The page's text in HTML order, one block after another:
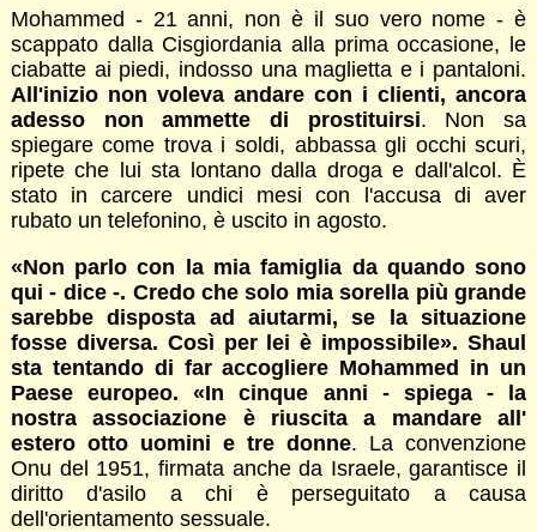
Mohammed - 21 anni, non è il suo vero nome - è
scappato dalla Cisgiordania alla prima occasione, le
ciabatte ai piedi, indosso una maglietta e i pantaloni.
All'inizio non voleva andare con i clienti, ancora
adesso non ammette di prostituirsi. Non sa
spiegare come trova i soldi, abbassa gli occhi scuri,
ripete che lui sta lontano dalla droga e dall'alcol. È
stato in carcere undici mesi con l'accusa di aver
rubato un telefonino, è uscito in agosto.
«Non parlo con la mia famiglia da quando sono
qui - dice -. Credo che solo mia sorella più grande
sarebbe disposta ad aiutarmi, se la situazione
fosse diversa. Così per lei è impossibile». Shaul
sta tentando di far accogliere Mohammed in un
Paese europeo. «In cinque anni - spiega - la
nostra associazione è riuscita a mandare all'
estero otto uomini e tre donne. La convenzione
Onu del 1951, firmata anche da Israele, garantisce il
diritto d'asilo a chi è perseguitato a causa
dell'orientamento sessuale.